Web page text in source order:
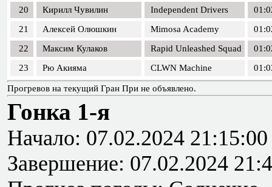
20
Кирилл Чувилин Independent Drivers
21
Алексей Олюшкин Mimosa Academy
22
Максим Кулаков Rapid Unleashed Squad
23
Рю Акияма CLWN Machine
Прогревов на текущий Гран При не объявлено.
Гонка 1-я
Начало: 07.02.2024 21:15:00
Завершение: 07.02.2024